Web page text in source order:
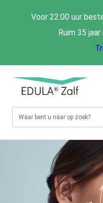
Voor 22:00 uur
Ruim 35